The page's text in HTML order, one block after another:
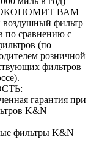
ВАМ
фильтр
по сравнению с
(по
розничной
фильтров
гарантия при
K&N —
фильтры K&N